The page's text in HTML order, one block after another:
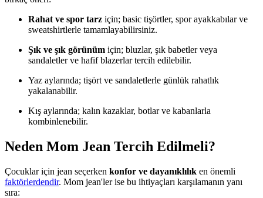
Rahat ve spor tarz için; basic tişörtler, spor ayakkabılar ve
sweatshirtlerle tamamlayabilirsiniz.
Şık ve şık görünüm için; bluzlar, şık babetler veya
sandaletler ve hafif blazerlar tercih edilebilir.
Yaz aylarında; tişört ve sandaletlerle günlük rahatlık
yakalanabilir.
Kış aylarında; kalın kazaklar, botlar ve kabanlarla
kombinlenebilir.
Neden Mom Jean Tercih Edilmeli?
Çocuklar için jean seçerken konfor ve dayanıklılık en önemli
faktörlerdendir. Mom jean'ler ise bu ihtiyaçları karşılamanın yanı
sıra: